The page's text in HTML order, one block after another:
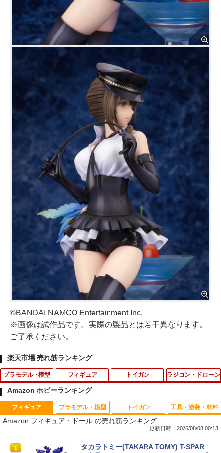
©BANDAI NAMCO Entertainment Inc.
※画像は試作品です。実際の製品とは若干異なります。
ご了承ください。
楽天市場 売れ筋ランキング
プラモデル・模型
1
バンダイスピリッツ 30MF クラスアップ
アーマー(ローザンウォーリア) 30MFCU
07ロ-ザンウオ-リア [30MFCU07ロ-ザン
フィギュア
1
2026年10月予約 ガチャ【クインテット
フィギュアコレクション コンプリート 6
種セット カプセルトイ】
￥3,000
トイガン
1
Maple Leaf MACARON SUPER ホップ
アップパッキン 50° for AEG◆東京マル
イ等 各社電動ガンに対応 長掛ホップ 流
ラジコン・ドローン
1
2mmアルミロックナット（ブラック5
個） 95719 ミニ四駆パーツ【予約】
Amazon ホビーランキング
フィギュア
Amazon フィギュア・ドール の売れ筋ランキング
更新日時：2026/08/08 00:13
1
タカラトミー(TAKARA TOMY) T-SPAR
プラモデル・模型 トイガン 工具・塗装・材料